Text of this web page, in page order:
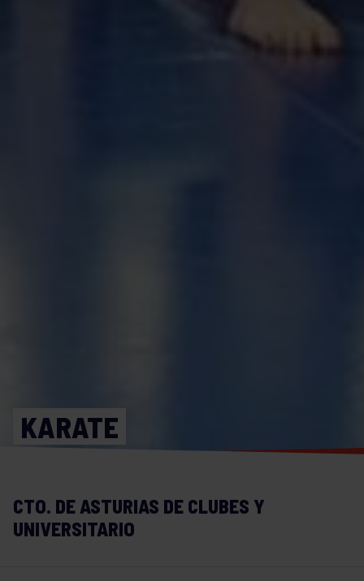
KARATE
CTO. DE ASTURIAS DE CLUBES Y
UNIVERSITARIO